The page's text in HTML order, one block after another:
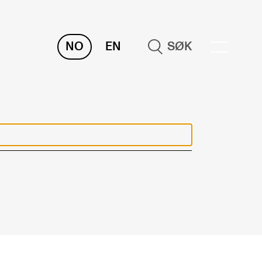
NO EN SØK